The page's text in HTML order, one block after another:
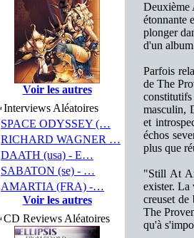
Voir les autres
Interviews Aléatoires
SPACE ODYSSEY (…
RICHARD WAGNER …
DAATH (usa) - E…
SABATON (se) - …
AMARTIA (FRA) -…
Voir les autres
CD Reviews Aléatoires
Deuxième
étonnante
plonger
d'un
Parfois
de The
masculin,
et
échos
plus que
"Still At
exister. La
creuset
The
qu'à